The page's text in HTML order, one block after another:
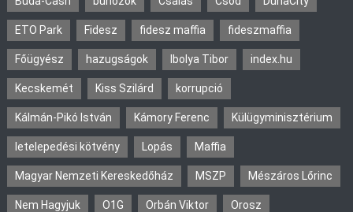
ETO Park Fidesz fidesz maffia fideszmaffia
Főügyész hazugságok Ibolya Tibor index.hu
Kecskemét Kiss Szilárd korrupció
Kálmán-Pikó István Kámory Ferenc Külügyminisztérium
letelepedési kötvény Lopás Maffia
Magyar Nemzeti Kereskedőház MSZP Mészáros Lőrinc
Nem Hagyjuk O1G Orbán Viktor Orosz